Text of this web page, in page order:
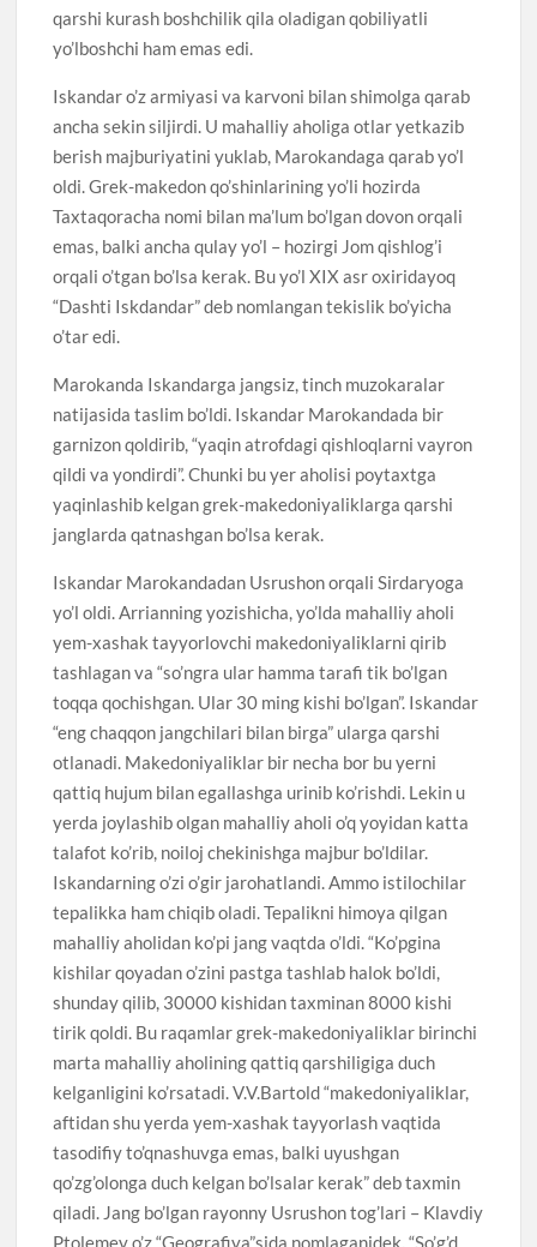
qarshi kurash boshchilik qila oladigan qobiliyatli
yo’lboshchi ham emas edi.
Iskandar o’z armiyasi va karvoni bilan shimolga qarab
ancha sekin siljirdi. U mahalliy aholiga otlar yetkazib
berish majburiyatini yuklab, Marokandaga qarab yo’l
oldi. Grek-makedon qo’shinlarining yo’li hozirda
Taxtaqoracha nomi bilan ma’lum bo’lgan dovon orqali
emas, balki ancha qulay yo’l – hozirgi Jom qishlog’i
orqali o’tgan bo’lsa kerak. Bu yo’l XIX asr oxiridayoq
“Dashti Iskdandar” deb nomlangan tekislik bo’yicha
o’tar edi.
Marokanda Iskandarga jangsiz, tinch muzokaralar
natijasida taslim bo’ldi. Iskandar Marokandada bir
garnizon qoldirib, “yaqin atrofdagi qishloqlarni vayron
qildi va yondirdi”. Chunki bu yer aholisi poytaxtga
yaqinlashib kelgan grek-makedoniyaliklarga qarshi
janglarda qatnashgan bo’lsa kerak.
Iskandar Marokandadan Usrushon orqali Sirdaryoga
yo’l oldi. Arrianning yozishicha, yo’lda mahalliy aholi
yem-xashak tayyorlovchi makedoniyaliklarni qirib
tashlagan va “so’ngra ular hamma tarafi tik bo’lgan
toqqa qochishgan. Ular 30 ming kishi bo’lgan”. Iskandar
“eng chaqqon jangchilari bilan birga” ularga qarshi
otlanadi. Makedoniyaliklar bir necha bor bu yerni
qattiq hujum bilan egallashga urinib ko’rishdi. Lekin u
yerda joylashib olgan mahalliy aholi o’q yoyidan katta
talafot ko’rib, noiloj chekinishga majbur bo’ldilar.
Iskandarning o’zi o’gir jarohatlandi. Ammo istilochilar
tepalikka ham chiqib oladi. Tepalikni himoya qilgan
mahalliy aholidan ko’pi jang vaqtda o’ldi. “Ko’pgina
kishilar qoyadan o’zini pastga tashlab halok bo’ldi,
shunday qilib, 30000 kishidan taxminan 8000 kishi
tirik qoldi. Bu raqamlar grek-makedoniyaliklar birinchi
marta mahalliy aholining qattiq qarshiligiga duch
kelganligini ko’rsatadi. V.V.Bartold “makedoniyaliklar,
aftidan shu yerda yem-xashak tayyorlash vaqtida
tasodifiy to’qnashuvga emas, balki uyushgan
qo’zg’olonga duch kelgan bo’lsalar kerak” deb taxmin
qiladi. Jang bo’lgan rayonny Usrushon tog’lari – Klavdiy
Ptolemey o’z “Geografiya”sida nomlaganidek, “So’g’d